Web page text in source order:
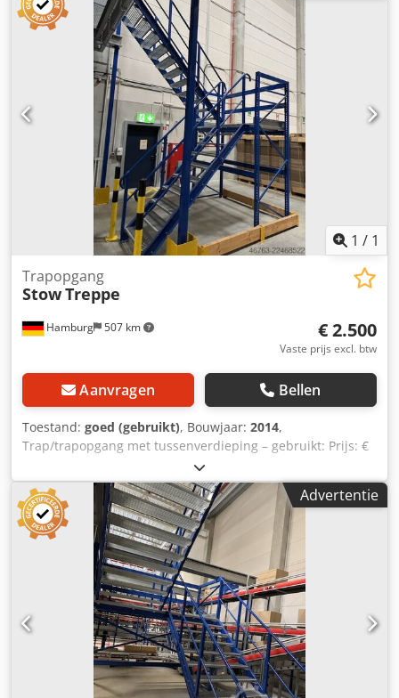
begane grond naar het platform, ongeveer 10 treden
Verdere gegevens moeten nog worden vastgesteld
Breedte: ca. 1,25 m Met tussenverdieping Treden:
roosterroosters, verzinkt Zijwangen en leuning, gelakt
Staat: goed Beschikbaar: vanaf ongeveer Q4/2026 Locatie:
Hamburg
1 / 1
Hamburg 507 km
Trapopgang
StowTreppe
€ 2.500
Vaste prijs excl. btw
Aanvragen Bellen
Toestand: goed (gebruikt), Bouwjaar: 2014,
Trap/trapopgang met tussenverdieping – gebruikt: Prijs: €
2.500,00 (exclusief btw), gedemonteerd, verpakt en
geladen vanaf locatie! Positie 12 Fabrikant: Stow Type:
onbekend Bouwjaar: 2014 Van begane grond naar het
platform: circa 10 treden (waarbij de eerste trede op
dezelfde hoogte is als het platform) Van platform naar
eerste verdieping: 12 treden (waarbij de twaalfde trede op
dezelfde hoogte is als de eerste verdieping) Afstand tussen
de treden: waarschijnlijk circa 18,5 cm (moet nog worden
nagekeken) Dodpfezqz Smjx Anlewa Breedte: moet nog
worden nagekeken Met tussenverdieping Treden:
gegalvaniseerde roosterroosters Zijwangen en leuning
geverfd Staat: goed Beschikbaar: vanaf circa het vierde
kwartaal van 2026 Locatie: Hamburg
Advertentie